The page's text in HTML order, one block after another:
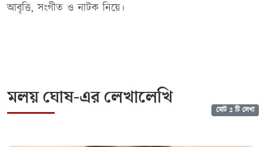
আবৃত্তি, সংগীত ও নাটক নিয়ে।
মলয় ঘোষ-এর লেখালেখি মোট 2 টি লেখা